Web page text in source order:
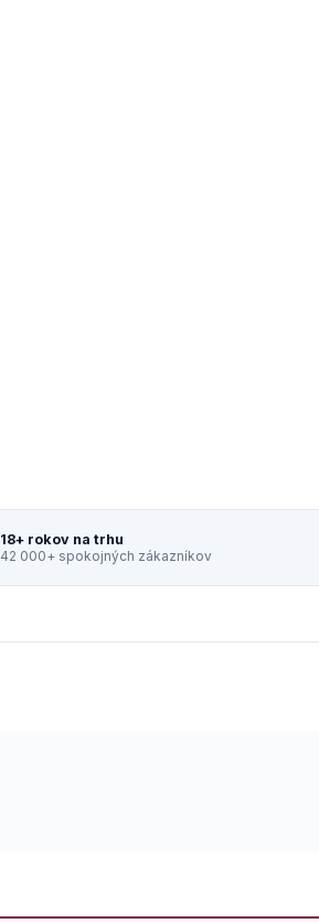
18+ rokov na trhu
42 000+ spokojných zákazníkov